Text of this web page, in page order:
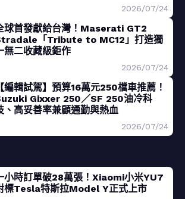
2026/07/24
球首發獻給台灣！Maserati GT2
「Tribute to MC12」打造獨
無二收藏級鉅作
2026/07/24
【編輯試駕】預算16萬元250檔車推薦！
Gixxer 250／SF 250油冷科
、高妥善率兼顧通勤與熱血
2026/07/24
小時訂單破28萬張！Xiaomi小米YU7
標Tesla特斯拉Model Y正式上市